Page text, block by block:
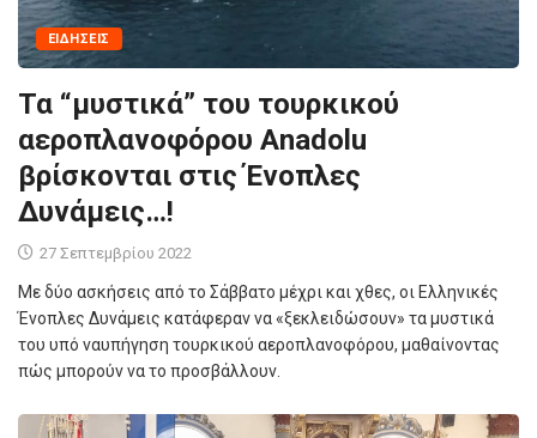
ΕΙΔΉΣΕΙΣ
Τα “μυστικά” του τουρκικού
αεροπλανοφόρου Anadolu
βρίσκονται στις Ένοπλες
Δυνάμεις…!
27 Σεπτεμβρίου 2022
Με δύο ασκήσεις από το Σάββατο μέχρι και χθες, οι Ελληνικές
Ένοπλες Δυνάμεις κατάφεραν να «ξεκλειδώσουν» τα μυστικά
του υπό ναυπήγηση τουρκικού αεροπλανοφόρου, μαθαίνοντας
πώς μπορούν να το προσβάλλουν.